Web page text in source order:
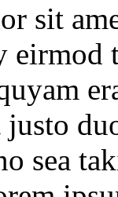
sit
justo
sea